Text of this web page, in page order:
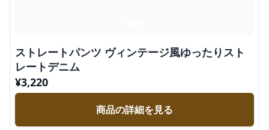
ストレートパンツ ヴィンテージ風ゆったりスト
レートデニム
¥3,220
商品の詳細を見る